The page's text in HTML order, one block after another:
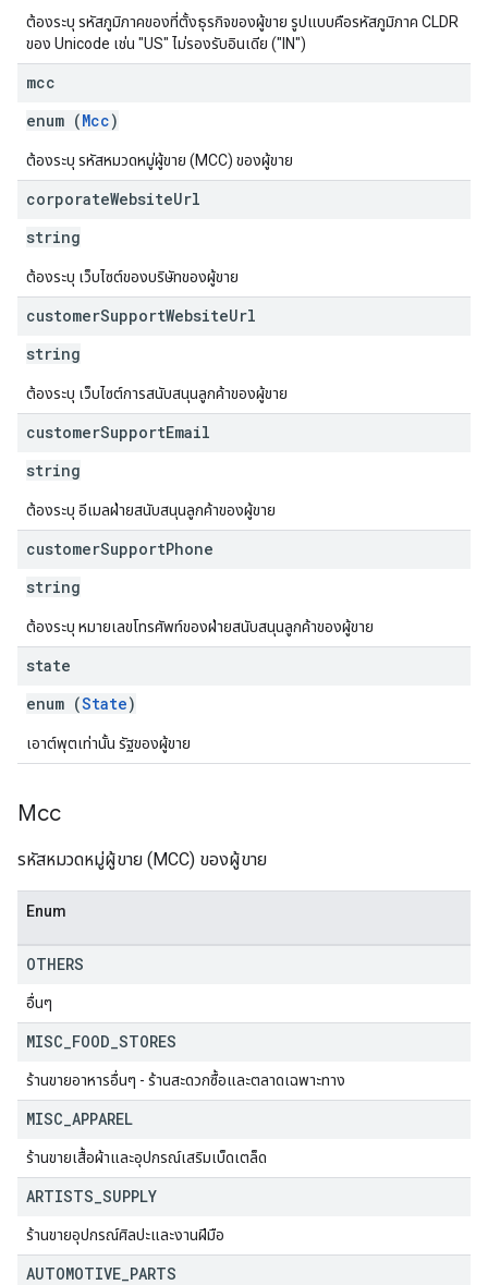
ต้องระบุ รหัสภูมิภาคของที่ตั้งธุรกิจของผู้ขาย รูปแบบคือรหัสภูมิภาค CLDR
ของ Unicode เช่น "US" ไม่รองรับอินเดีย ("IN")
mcc
enum (Mcc)
ต้องระบุ รหัสหมวดหมู่ผู้ขาย (MCC) ของผู้ขาย
corporateWebsiteUrl
string
ต้องระบุ เว็บไซต์ของบริษัทของผู้ขาย
customerSupportWebsiteUrl
string
ต้องระบุ เว็บไซต์การสนับสนุนลูกค้าของผู้ขาย
customerSupportEmail
string
ต้องระบุ อีเมลฝ่ายสนับสนุนลูกค้าของผู้ขาย
customerSupportPhone
string
ต้องระบุ หมายเลขโทรศัพท์ของฝ่ายสนับสนุนลูกค้าของผู้ขาย
state
enum (State)
เอาต์พุตเท่านั้น รัฐของผู้ขาย
Mcc
รหัสหมวดหมู่ผู้ขาย (MCC) ของผู้ขาย
Enum
OTHERS
อื่นๆ
MISC FOOD STORES
ร้านขายอาหารอื่นๆ - ร้านสะดวกซื้อและตลาดเฉพาะทาง
MISC APPAREL
ร้านขายเสื้อผ้าและอุปกรณ์เสริมเบ็ดเตล็ด
ARTISTS SUPPLY
ร้านขายอุปกรณ์ศิลปะและงานฝีมือ
AUTOMOTIVE PARTS